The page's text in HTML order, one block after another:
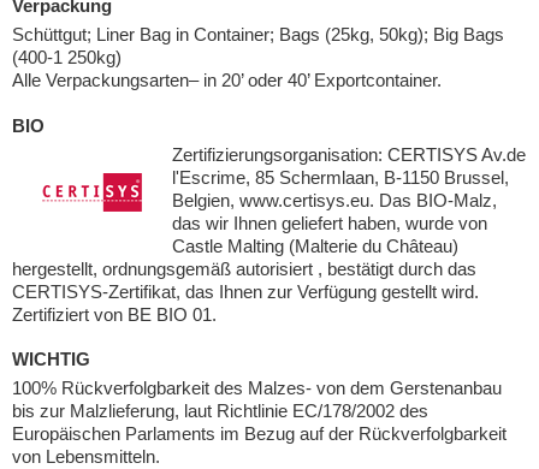
Verpackung
Schüttgut; Liner Bag in Container; Bags (25kg, 50kg); Big Bags
(400-1 250kg)
Alle Verpackungsarten– in 20’ oder 40’ Exportcontainer.
BIO
Zertifizierungsorganisation: CERTISYS Av.de
l'Escrime, 85 Schermlaan, B-1150 Brussel,
Belgien, www.certisys.eu. Das BIO-Malz,
das wir Ihnen geliefert haben, wurde von
Castle Malting (Malterie du Château)
hergestellt, ordnungsgemäß autorisiert , bestätigt durch das
CERTISYS-Zertifikat, das Ihnen zur Verfügung gestellt wird.
Zertifiziert von BE BIO 01.
WICHTIG
100% Rückverfolgbarkeit des Malzes- von dem Gerstenanbau
bis zur Malzlieferung, laut Richtlinie EC/178/2002 des
Europäischen Parlaments im Bezug auf der Rückverfolgbarkeit
von Lebensmitteln.